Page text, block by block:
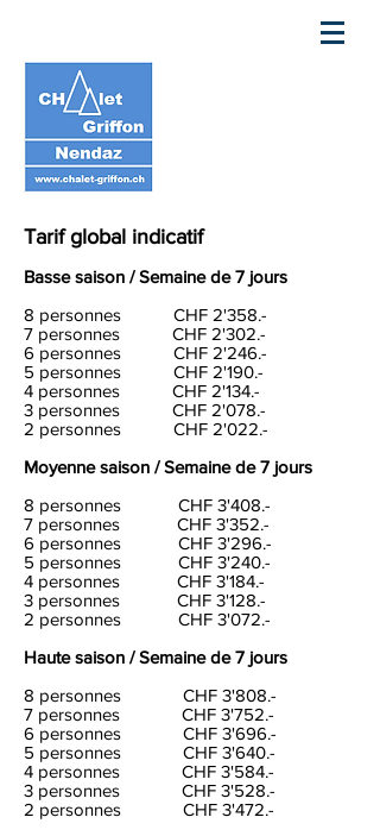
Tarif global indicatif
Basse saison /Semaine de 7 jours
8 personnes CHF 2'358.-
7 personnes CHF 2'302.-
6 personnes CHF 2'246.-
5 personnes CHF 2'190.-
4 personnes CHF 2'134.-
3 personnes CHF 2'078.-
2 personnes CHF 2'022.-
Moyenne saison /Semaine de 7 jours
8 personnes CHF 3'408.-
7 personnes CHF 3'352.-
6 personnes CHF 3'296.-
5 personnes CHF 3'240.-
4 personnes CHF 3'184.-
3 personnes CHF 3'128.-
2 personnes CHF 3'072.-
Haute saison /Semaine de 7 jours
8 personnes CHF 3'808.-
7 personnes CHF 3'752.-
6 personnes CHF 3'696.-
5 personnes CHF 3'640.-
4 personnes CHF 3'584.-
3 personnes CHF 3'528.-
2 personnes CHF 3'472.-